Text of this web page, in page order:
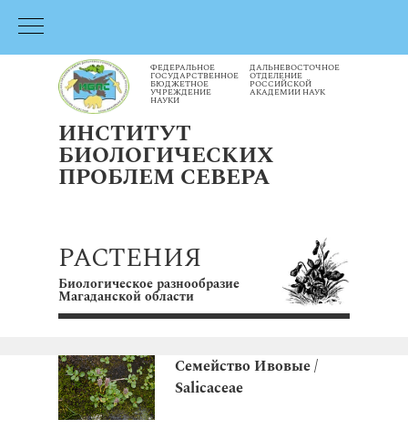
ИНСТИТУТ
БИОЛОГИЧЕСКИХ
ПРОБЛЕМ СЕВЕРА
ФЕДЕРАЛЬНОЕ
ГОСУДАРСТВЕННОЕ
БЮДЖЕТНОЕ
УЧРЕЖДЕНИЕ
НАУКИ
ДАЛЬНЕВОСТОЧНОЕ
ОТДЕЛЕНИЕ
РОССИЙСКОЙ
АКАДЕМИИ НАУК
РАСТЕНИЯ
Биологическое разнообразие
Магаданской области
Семейство Ивовые /
Salicaceae